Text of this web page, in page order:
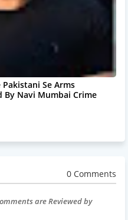
Se Arms
By Navi Mumbai Crime
0 Comments
are Reviewed by